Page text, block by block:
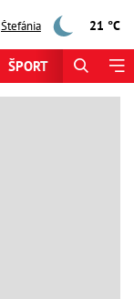
Štefánia 21 °C
ŠPORT